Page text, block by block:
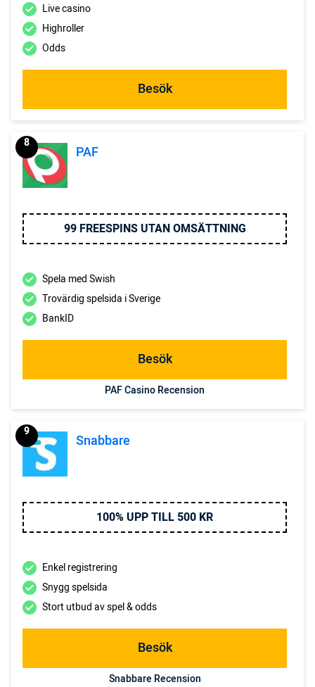
Live casino
Highroller
Odds
Besök
PAF
8
99 FREESPINS UTAN OMSÄTTNING
Spela med Swish
Trovärdig spelsida i Sverige
BankID
Besök
PAF Casino Recension
Snabbare
9
100% UPP TILL 500 KR
Enkel registrering
Snygg spelsida
Stort utbud av spel & odds
Besök
Snabbare Recension